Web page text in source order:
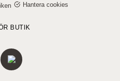
Hantera cookies
BUTIK